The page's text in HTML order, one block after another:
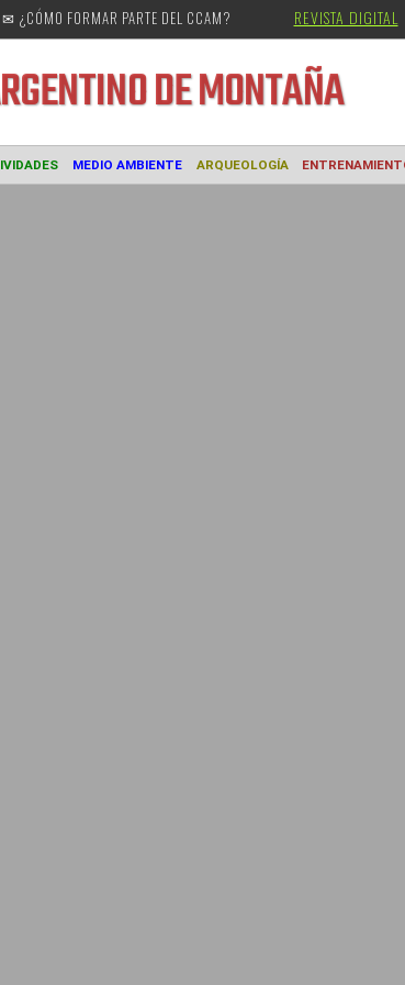
✉ ¿CÓMO FORMAR PARTE DEL CCAM? REVISTA DIGITAL
ARGENTINO DE MONTAÑA
ACTIVIDADES MEDIO AMBIENTE ARQUEOLOGÍA